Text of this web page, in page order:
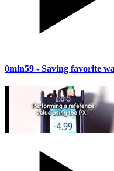
0min59 - Saving favorite